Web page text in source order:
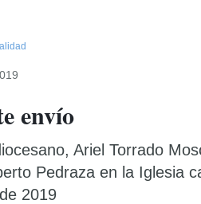
envío
Ariel Torrado
Pedraza en la Iglesia
2019